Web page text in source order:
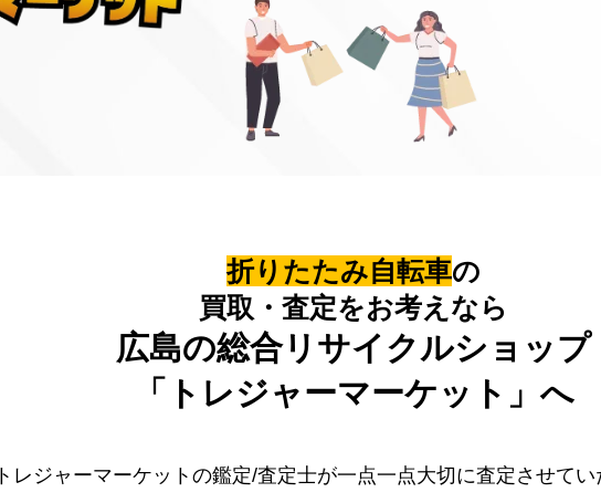
折りたたみ自転車の
買取・査定をお考えなら
広島の総合リサイクルショップ
「トレジャーマーケット」へ
トレジャーマーケットの鑑定/査定士が一点一点大切に査定させて